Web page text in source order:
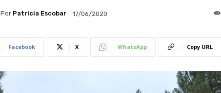
Por Patricia Escobar 17/06/2020
Facebook X WhatsApp Copy URL